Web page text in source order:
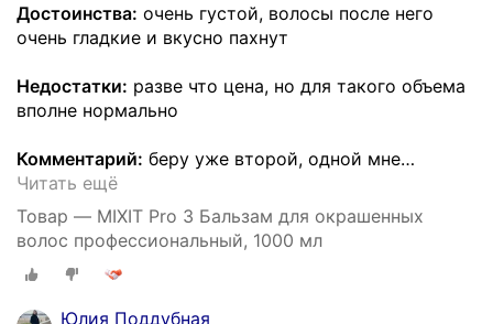
Достоинства: очень густой, волосы после него
очень гладкие и вкусно пахнут
Недостатки: разве что цена, но для такого объема
вполне нормально
Комментарий: беру уже второй, одной мне…
Читать ещё
Товар — MIXIT Pro 3 Бальзам для окрашенных
волос профессиональный, 1000 мл
Юлия Поддубная